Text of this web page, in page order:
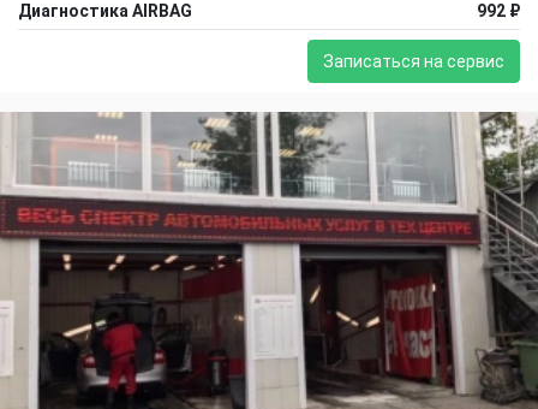
Диагностика AIRBAG 992 ₽
Записаться на сервис